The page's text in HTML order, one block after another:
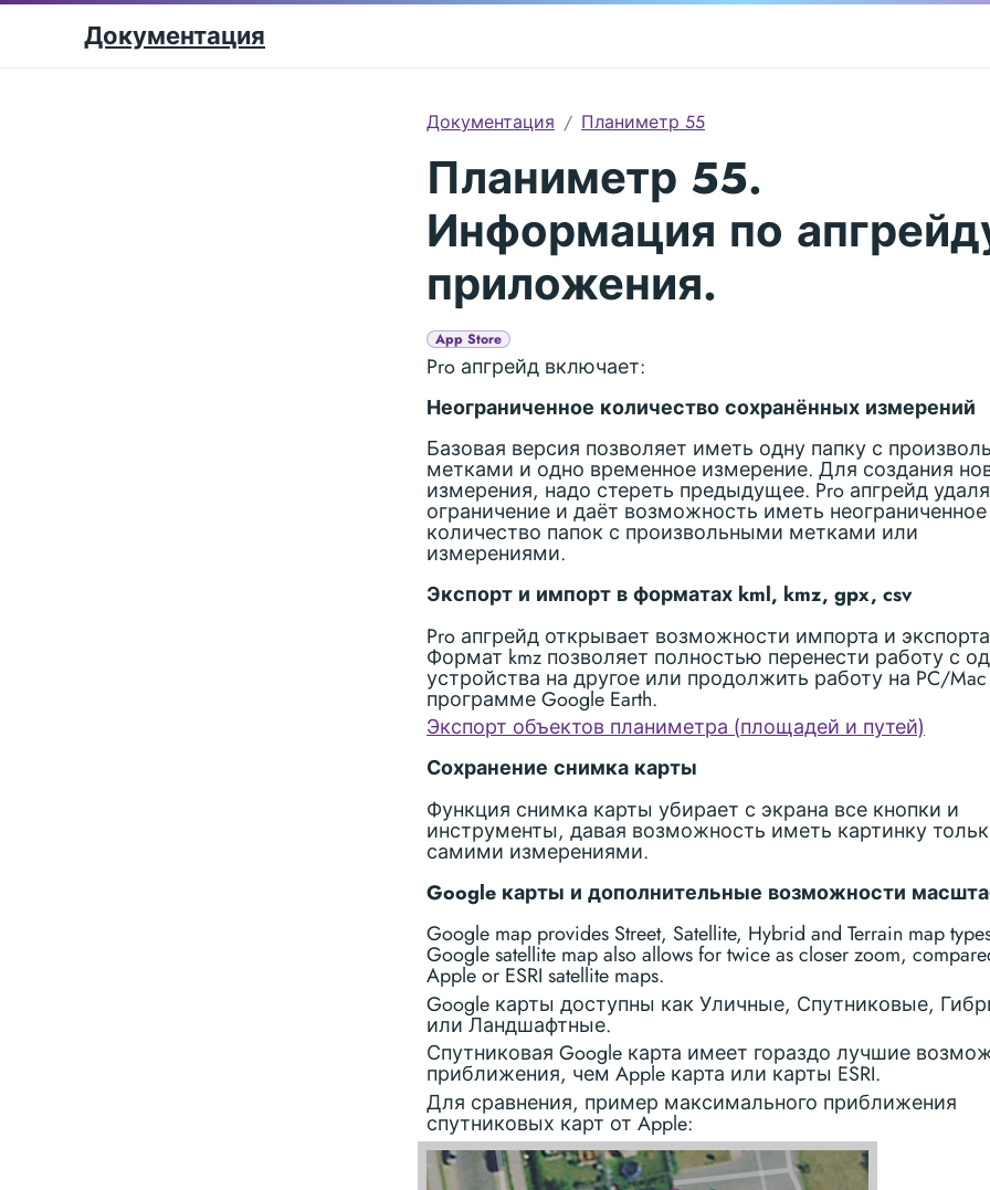
Документация
Документация Планиметр 55
Планиметр 55.
Информация по
приложения.
App Store
Pro апгрейд включает:
Неограниченное количество сохранённых измерений
Базовая версия позволяет иметь одну папку с
метками и одно временное измерение. Для создания
измерения, надо стереть предыдущее. Pro апгрейд
ограничение и даёт возможность иметь неограниченное
количество папок с произвольными метками или
измерениями.
Экспорт и импорт в форматах kml, kmz, gpx, csv
Pro апгрейд открывает возможности импорта и
Формат kmz позволяет полностью перенести работу с
устройства на другое или продолжить работу на PC/
программе Google Earth.
Экспорт объектов планиметра (площадей и путей)
Сохранение снимка карты
Функция снимка карты убирает с экрана все кнопки и
инструменты, давая возможность иметь картинку
самими измерениями.
Google карты и дополнительные возможности
Google map provides Street, Satellite, Hybrid and Terrain map
Google satellite map also allows for twice as closer zoom,
Apple or ESRI satellite maps.
Google карты доступны как Уличные, Спутниковые,
или Ландшафтные.
Спутниковая Google карта имеет гораздо лучшие
приближения, чем Apple карта или карты ESRI.
Для сравнения, пример максимального приближения
спутниковых карт от Apple: